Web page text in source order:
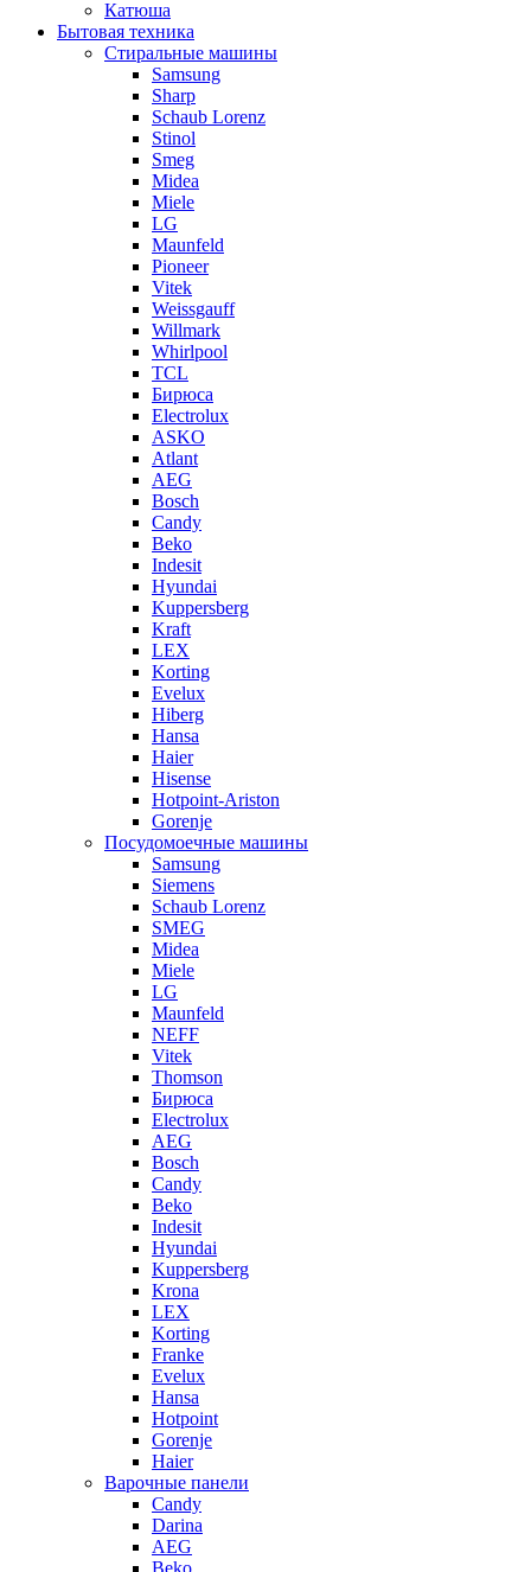
Катюша
Бытовая техника
Стиральные машины
Samsung
Sharp
Schaub Lorenz
Stinol
Smeg
Midea
Miele
LG
Maunfeld
Pioneer
Vitek
Weissgauff
Willmark
Whirlpool
TCL
Бирюса
Electrolux
ASKO
Atlant
AEG
Bosch
Candy
Beko
Indesit
Hyundai
Kuppersberg
Kraft
LEX
Korting
Evelux
Hiberg
Hansa
Haier
Hisense
Hotpoint-Ariston
Gorenje
Посудомоечные машины
Samsung
Siemens
Schaub Lorenz
SMEG
Midea
Miele
LG
Maunfeld
NEFF
Vitek
Thomson
Бирюса
Electrolux
AEG
Bosch
Candy
Beko
Indesit
Hyundai
Kuppersberg
Krona
LEX
Korting
Franke
Evelux
Hansa
Hotpoint
Gorenje
Haier
Варочные панели
Candy
Darina
AEG